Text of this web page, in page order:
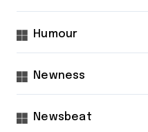
Humour
Newness
Newsbeat